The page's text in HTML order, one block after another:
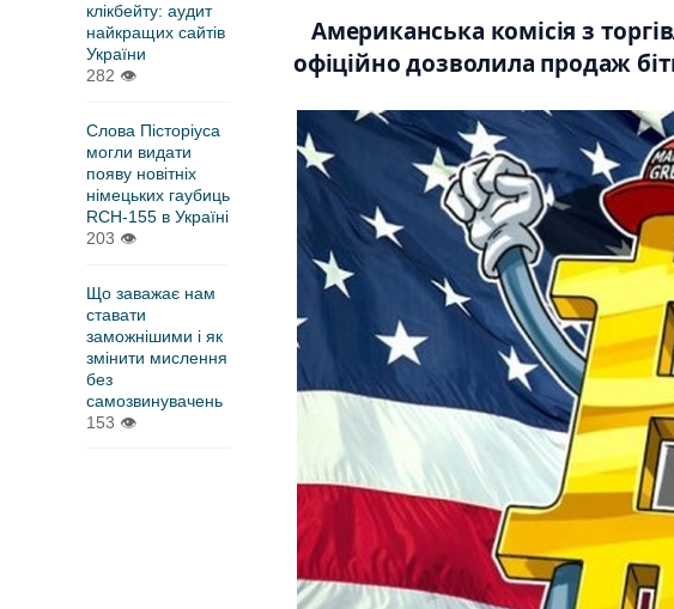
Американська комісія з
офіційно дозволила продаж
клікбейту: аудит
найкращих сайтів
України
282 👁
Слова Пісторіуса
могли видати
появу новітніх
німецьких гаубиць
RCH-155 в Україні
203 👁
Що заважає нам
ставати
заможнішими і як
змінити мислення
без
самозвинувачень
153 👁